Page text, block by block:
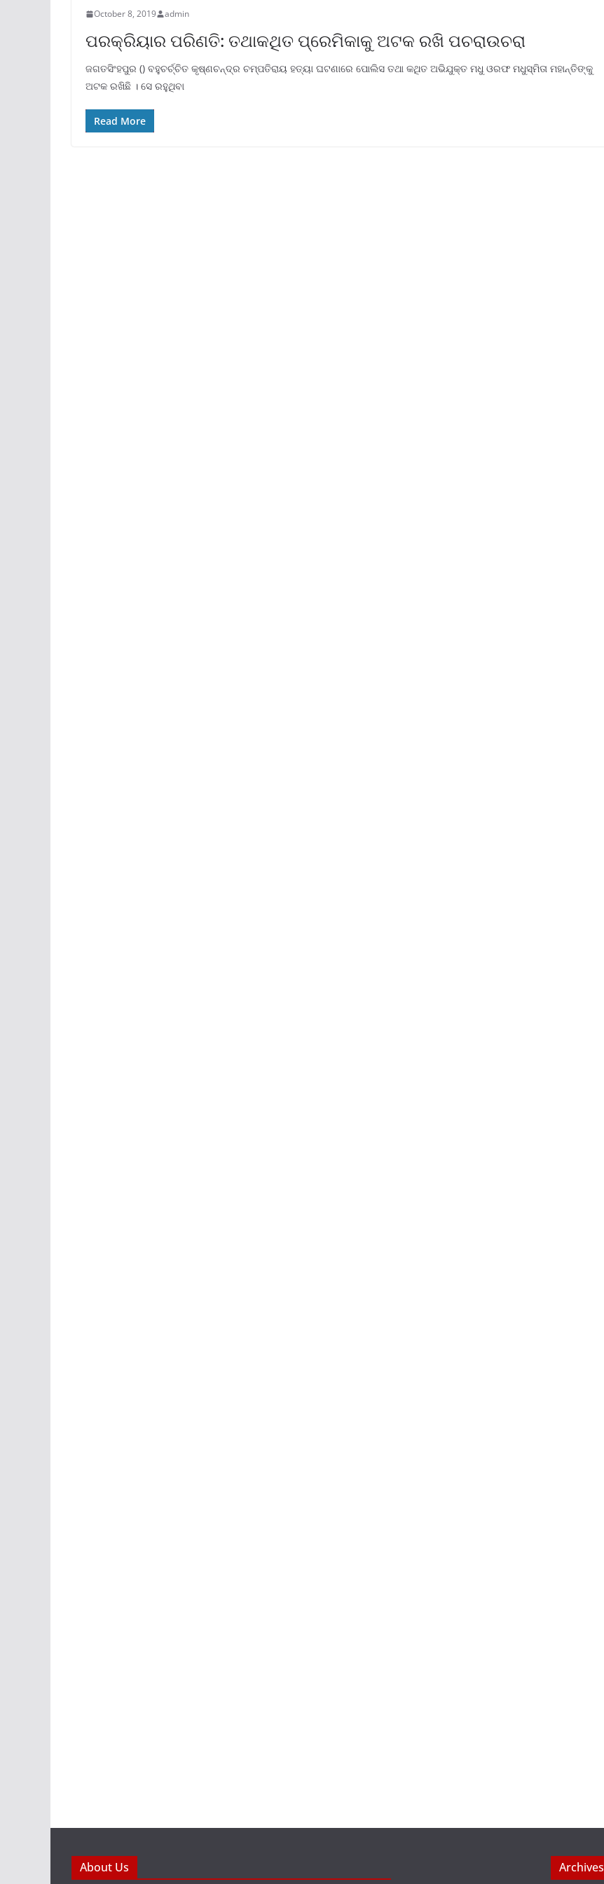
October 8, 2019 admin
ପରକ୍ରିୟାର ପରିଣତି: ତଥାକଥିତ ପ୍ରେମିକାକୁ ଅଟକ ରଖି ପଚରାଉଚରା
ଜଗତସିଂହପୁର () ବହୁଚର୍ଚ୍ଚିତ କୃଷ୍ଣଚନ୍ଦ୍ର ଚମ୍ପତିରାୟ ହତ୍ୟା ଘଟଣାରେ ପୋଲିସ ତଥା କଥିତ ଅଭିଯୁକ୍ତ ମଧୁ ଓରଫ ମଧୁସ୍ମିତା ମହାନ୍ତିଙ୍କୁ
ଅଟକ ରଖିଛି । ସେ ରହୁଥିବା
Read More
About Us Archives